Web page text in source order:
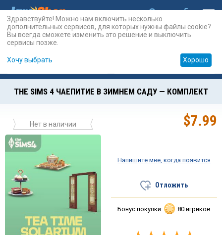
Карты Prepaid
THE SIMS 4 ЧАЕПИТИЕ В ЗИМНЕМ САДУ — КОМПЛЕКТ
Нет в наличии $7.99
Напишите мне, когда появится
Отложить
Бонус покупки: 80 игриков
Здравствуйте! Можно нам включить несколько
дополнительных сервисов, для которых нужны файлы cookie?
Вы всегда сможете изменить это решение и выключить
сервисы позже.
Хочу выбрать Хорошо